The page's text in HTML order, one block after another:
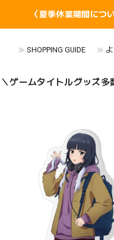
〈夏季休業期間につ
SHOPPING GUIDE
＼ゲームタイトルグッズ多